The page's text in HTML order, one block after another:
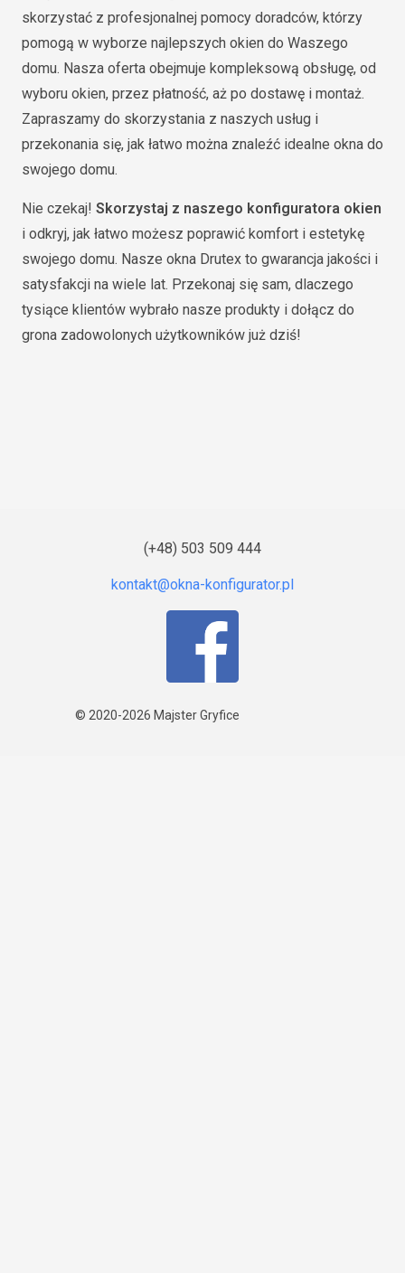
skorzystać z profesjonalnej pomocy doradców, którzy
pomogą w wyborze najlepszych okien do Waszego
domu. Nasza oferta obejmuje kompleksową obsługę, od
wyboru okien, przez płatność, aż po dostawę i montaż.
Zapraszamy do skorzystania z naszych usług i
przekonania się, jak łatwo można znaleźć idealne okna do
swojego domu.
Nie czekaj! Skorzystaj z naszego konfiguratora okien
i odkryj, jak łatwo możesz poprawić komfort i estetykę
swojego domu. Nasze okna Drutex to gwarancja jakości i
satysfakcji na wiele lat. Przekonaj się sam, dlaczego
tysiące klientów wybrało nasze produkty i dołącz do
grona zadowolonych użytkowników już dziś!
(+48) 503 509 444
© 2020-2026 Majster Gryfice